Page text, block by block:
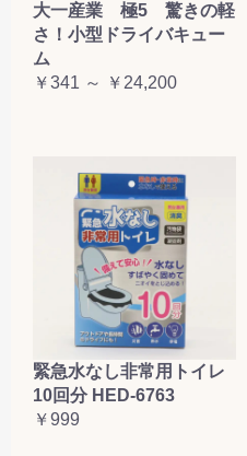
大一産業 極5 驚きの軽
さ！小型ドライバキュー
ム
￥341 ～ ￥24,200
緊急水なし非常用トイレ
10回分 HED-6763
￥999